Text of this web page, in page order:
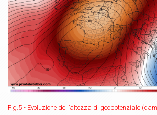
Fig.5 - Evoluzione dell’altezza di geopotenziale